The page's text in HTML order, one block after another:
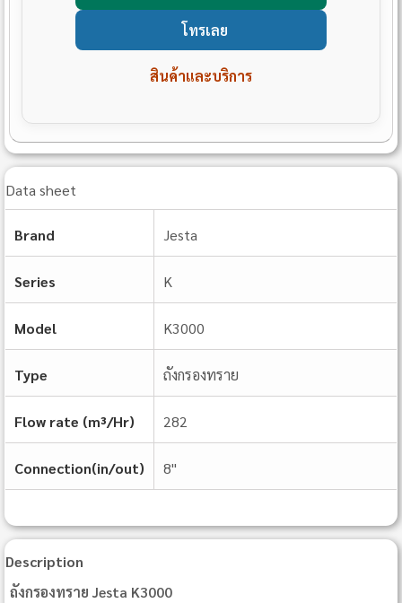
โทรเลย
สินค้าและบริการ
Data sheet
Brand Jesta
Series K
Model K3000
Type ถังกรองทราย
Flow rate (m³/Hr) 282
Connection(in/out) 8"
Description
ถังกรองทราย Jesta K3000